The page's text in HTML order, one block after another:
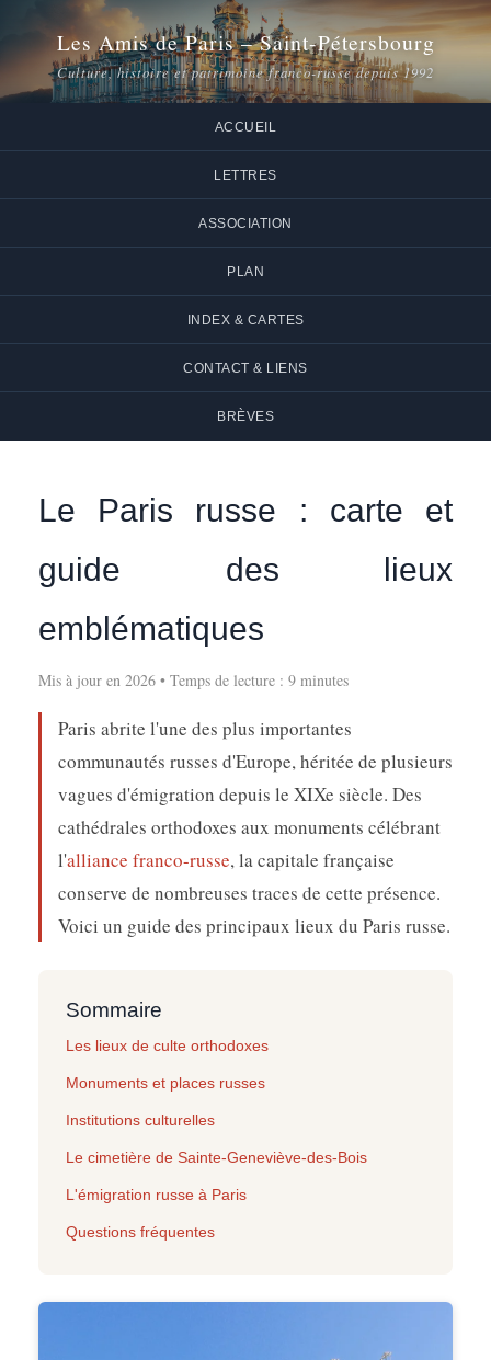
Les Amis de Paris – Saint-Pétersbourg
Culture, histoire et patrimoine franco-russe depuis 1992
ACCUEIL
LETTRES
ASSOCIATION
PLAN
INDEX & CARTES
CONTACT & LIENS
BRÈVES
Le Paris russe : carte et
guide des lieux
emblématiques
Mis à jour en 2026 • Temps de lecture : 9 minutes
Paris abrite l'une des plus importantes
communautés russes d'Europe, héritée de plusieurs
vagues d'émigration depuis le XIXe siècle. Des
cathédrales orthodoxes aux monuments célébrant
l'alliance franco-russe, la capitale française
conserve de nombreuses traces de cette présence.
Voici un guide des principaux lieux du Paris russe.
Sommaire
Les lieux de culte orthodoxes
Monuments et places russes
Institutions culturelles
Le cimetière de Sainte-Geneviève-des-Bois
L'émigration russe à Paris
Questions fréquentes